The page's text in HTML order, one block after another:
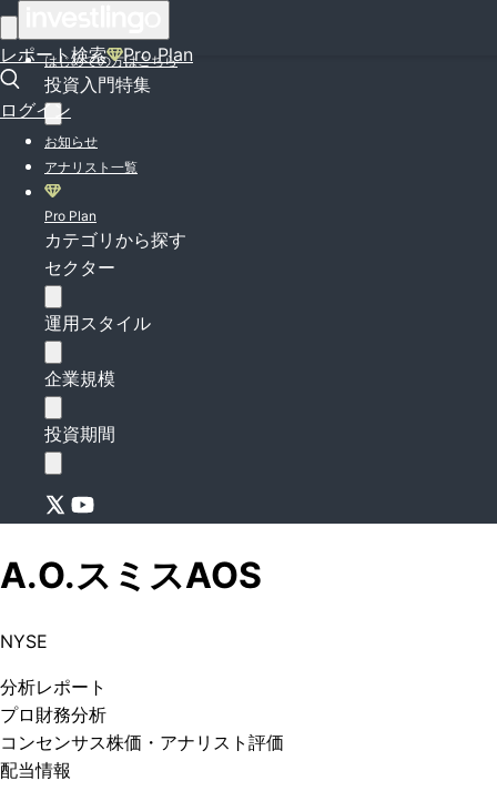
レポート検索 Pro Plan
ログイン
はじめての方はこちら
投資入門特集
お知らせ
アナリスト一覧
Pro Plan
カテゴリから探す
セクター
運用スタイル
企業規模
投資期間
A.O.スミスAOS
NYSE
分析レポート
プロ 財務分析
コンセンサス株価 ・アナリスト評価
配当情報